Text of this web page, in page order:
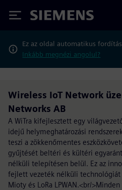
Siemens
Ez az oldal automatikus
Inkább megnézi angolul?
Wireless IoT Network
Networks AB
A WiTra kifejlesztett egy
idejű helymeghatározási
teszi a zökkenőmentes
gyűjtését beltéri és kültéri
nélküli telepítésen belül. Ez az
fejlett vezeték nélküli technológiát
Mioty és LoRa LPWAN.<br/